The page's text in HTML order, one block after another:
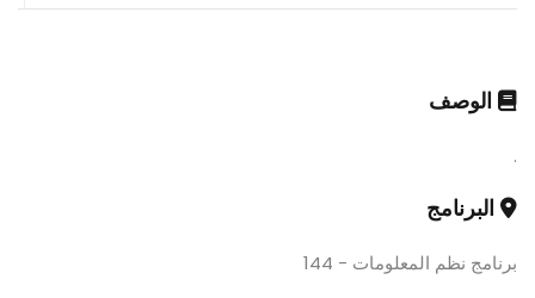
الوصف
.
البرنامج
برنامج نظم المعلومات - 144